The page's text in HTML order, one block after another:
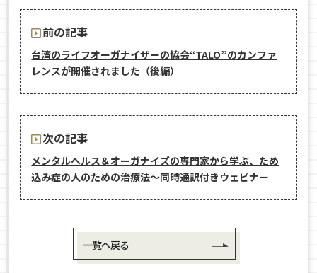
前の記事
台湾のライフオーガナイザーの協会“TALO”のカンファ
レンスが開催されました（後編）
次の記事
メンタルヘルス＆オーガナイズの専門家から学ぶ、ため
込み症の人のための治療法〜同時通訳付きウェビナー
一覧へ戻る